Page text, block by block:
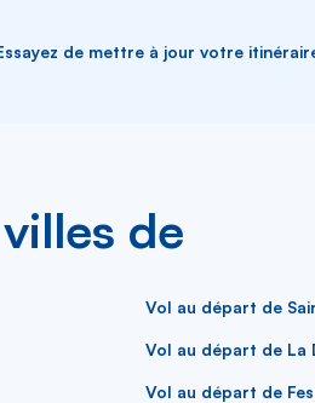
de mettre à jour votre
de
Vol au départ de
Vol au départ de La
Vol au départ de Fes